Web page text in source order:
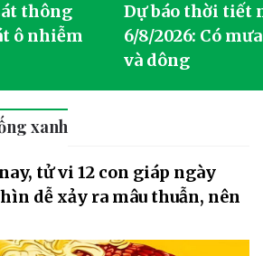
thông
ô nhiễm
Dự báo thời tiết
6/8/2026: Có
và dông
xanh
tử vi 12 con giáp ngày
dễ xảy ra mâu thuẫn, nên